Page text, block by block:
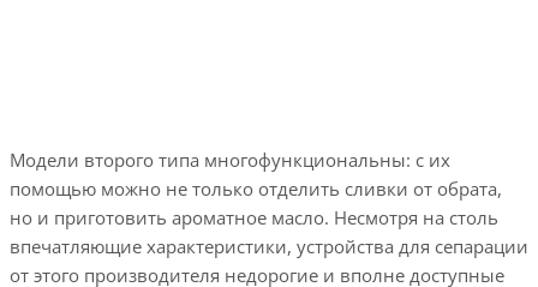
Модели второго типа многофункциональны: с их
помощью можно не только отделить сливки от обрата,
но и приготовить ароматное масло. Несмотря на столь
впечатляющие характеристики, устройства для сепарации
от этого производителя недорогие и вполне доступные